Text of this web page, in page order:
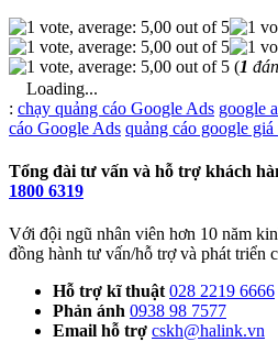
(1
Loading...
Từ
khóa
: chạy quảng cáo Google Ads google
cáo Google Ads quảng cáo google giá
Tổng đài tư vấn và hỗ trợ khách
1800 6319
Với đội ngũ nhân viên hơn 10 năm
đồng hành tư vấn/hỗ trợ và phát triển
Hỗ trợ kĩ thuật 028 2219 6666
Phản ánh 0938 98 7577
Email hỗ trợ cskh@halink.vn